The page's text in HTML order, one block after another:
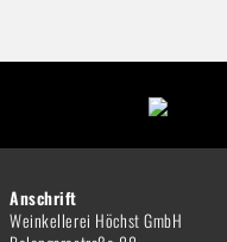
Anschrift
Weinkellerei Höchst GmbH